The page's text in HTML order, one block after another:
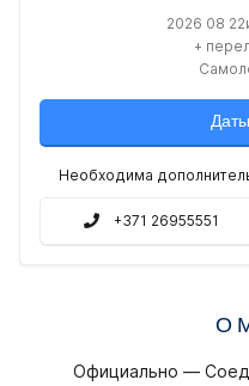
2026 08
+
Необходима
+371 26955551
О
Официально —